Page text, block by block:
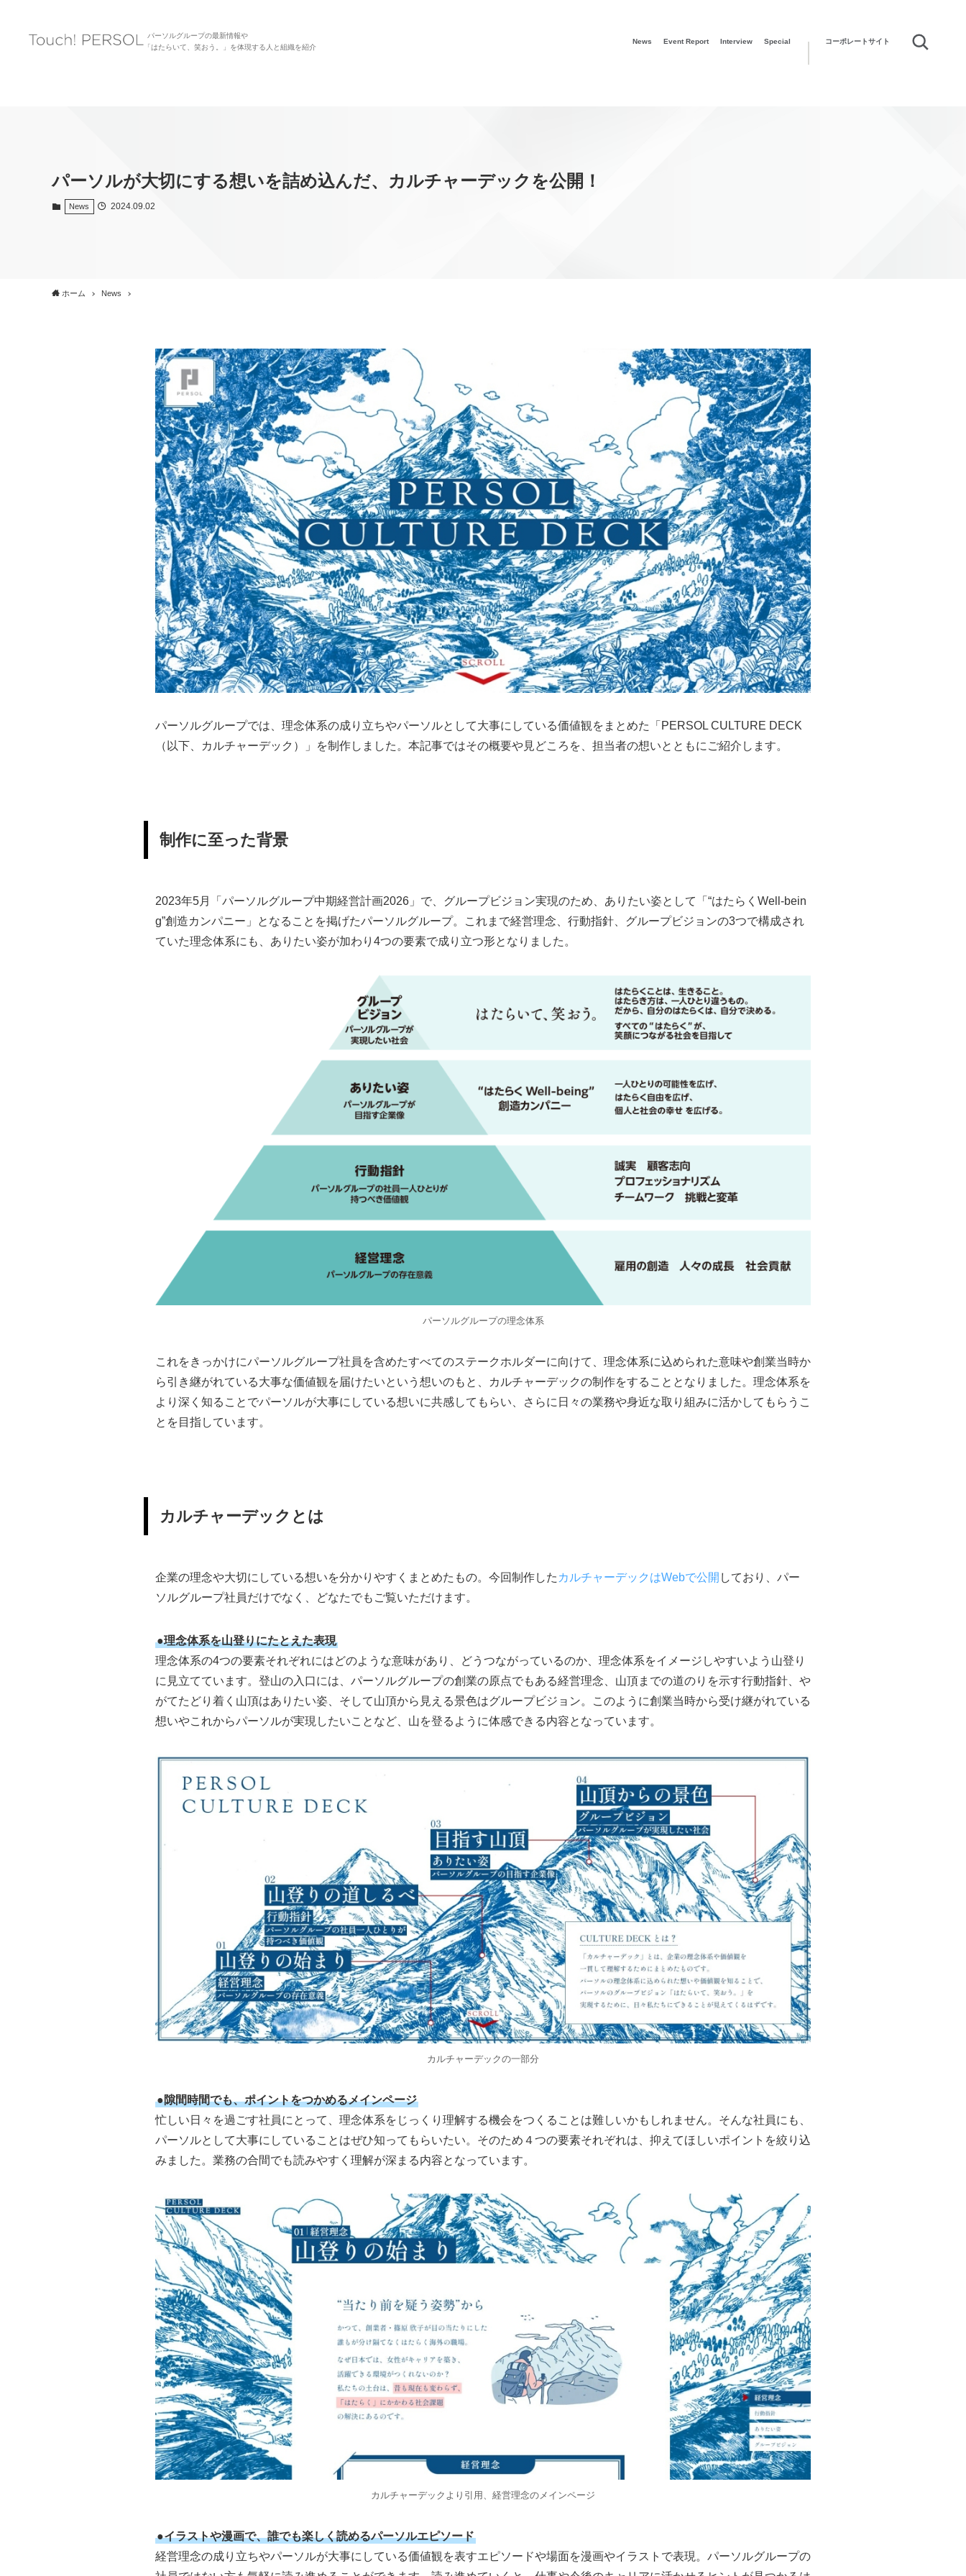
パーソルグループの最新情報や
「はたらいて、笑おう。」を体現する人と組織を紹介
News Event Report Interview Special コーポレートサイト
パーソルが大切にする想いを詰め込んだ、カルチャーデックを公開！
News 2024.09.02
ホーム News
パーソルグループでは、理念体系の成り立ちやパーソルとして大事にしている価値観をまとめた「PERSOL CULTURE DECK
（以下、カルチャーデック）」を制作しました。本記事ではその概要や見どころを、担当者の想いとともにご紹介します。
制作に至った背景
2023年5月「パーソルグループ中期経営計画2026」で、グループビジョン実現のため、ありたい姿として「“はたらくWell-bein
g”創造カンパニー」となることを掲げたパーソルグループ。これまで経営理念、行動指針、グループビジョンの3つで構成され
ていた理念体系にも、ありたい姿が加わり4つの要素で成り立つ形となりました。
パーソルグループの理念体系
これをきっかけにパーソルグループ社員を含めたすべてのステークホルダーに向けて、理念体系に込められた意味や創業当時か
ら引き継がれている大事な価値観を届けたいという想いのもと、カルチャーデックの制作をすることとなりました。理念体系を
より深く知ることでパーソルが大事にしている想いに共感してもらい、さらに日々の業務や身近な取り組みに活かしてもらうこ
とを目指しています。
カルチャーデックとは
企業の理念や大切にしている想いを分かりやすくまとめたもの。今回制作した カルチャーデックはWebで公開 しており、パー
ソルグループ社員だけでなく、どなたでもご覧いただけます。
●理念体系を山登りにたとえた表現
理念体系の4つの要素それぞれにはどのような意味があり、どうつながっているのか、理念体系をイメージしやすいよう山登り
に見立てています。登山の入口には、パーソルグループの創業の原点でもある経営理念、山頂までの道のりを示す行動指針、や
がてたどり着く山頂はありたい姿、そして山頂から見える景色はグループビジョン。このように創業当時から受け継がれている
想いやこれからパーソルが実現したいことなど、山を登るように体感できる内容となっています。
カルチャーデックの一部分
●隙間時間でも、ポイントをつかめるメインページ
忙しい日々を過ごす社員にとって、理念体系をじっくり理解する機会をつくることは難しいかもしれません。そんな社員にも、
パーソルとして大事にしていることはぜひ知ってもらいたい。そのため４つの要素それぞれは、抑えてほしいポイントを絞り込
みました。業務の合間でも読みやすく理解が深まる内容となっています。
カルチャーデックより引用、経営理念のメインページ
●イラストや漫画で、誰でも楽しく読めるパーソルエピソード
経営理念の成り立ちやパーソルが大事にしている価値観を表すエピソードや場面を漫画やイラストで表現。パーソルグループの